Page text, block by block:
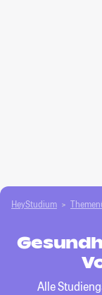
HeyStudium
Alle